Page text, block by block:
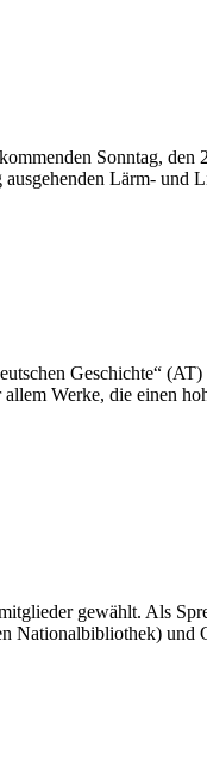
Sonntag, den
ausgehenden Lärm-
Geschichte“
Werke, die einen
gewählt. Als
Nationalbibliothek) und